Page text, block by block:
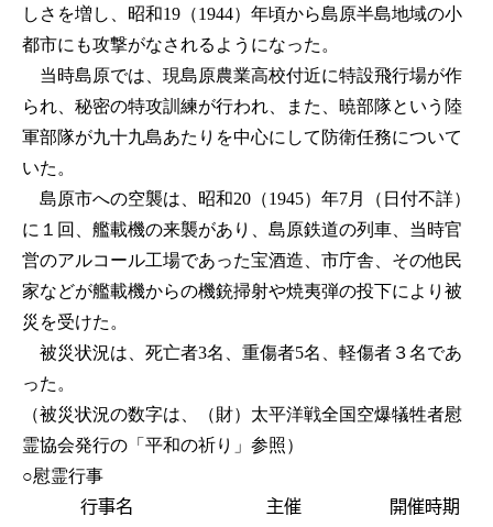
しさを増し、昭和19（1944）年頃から島原半島地域の小
都市にも攻撃がなされるようになった。
当時島原では、現島原農業高校付近に特設飛行場が作
られ、秘密の特攻訓練が行われ、また、暁部隊という陸
軍部隊が九十九島あたりを中心にして防衛任務について
いた。
島原市への空襲は、昭和20（1945）年7月（日付不詳）
に１回、艦載機の来襲があり、島原鉄道の列車、当時官
営のアルコール工場であった宝酒造、市庁舎、その他民
家などが艦載機からの機銃掃射や焼夷弾の投下により被
災を受けた。
被災状況は、死亡者3名、重傷者5名、軽傷者３名であ
った。
（被災状況の数字は、（財）太平洋戦全国空爆犠牲者慰
霊協会発行の「平和の祈り」参照）
○慰霊行事
行事名 主催 開催時期